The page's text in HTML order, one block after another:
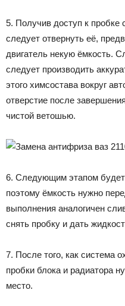
5. Получив доступ к пробке
следует отвернуть её,
двигатель некую ёмкость.
следует производить
этого химсостава вокруг
отверстие после
чистой ветошью.
6. Следующим этапом будет
поэтому ёмкость нужно
выполнения аналогичен
снять пробку и дать
7. После того, как система
пробки блока и радиатора
место.